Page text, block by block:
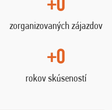
zorganizovaných zájazdov
+0
rokov skúseností